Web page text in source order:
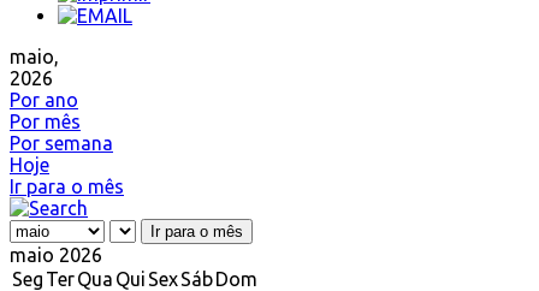
maio,
2026
Por ano
Por mês
Por semana
Hoje
Ir para o mês
Ir para o mês
maio 2026
Seg TerQua Qui SexSábDom